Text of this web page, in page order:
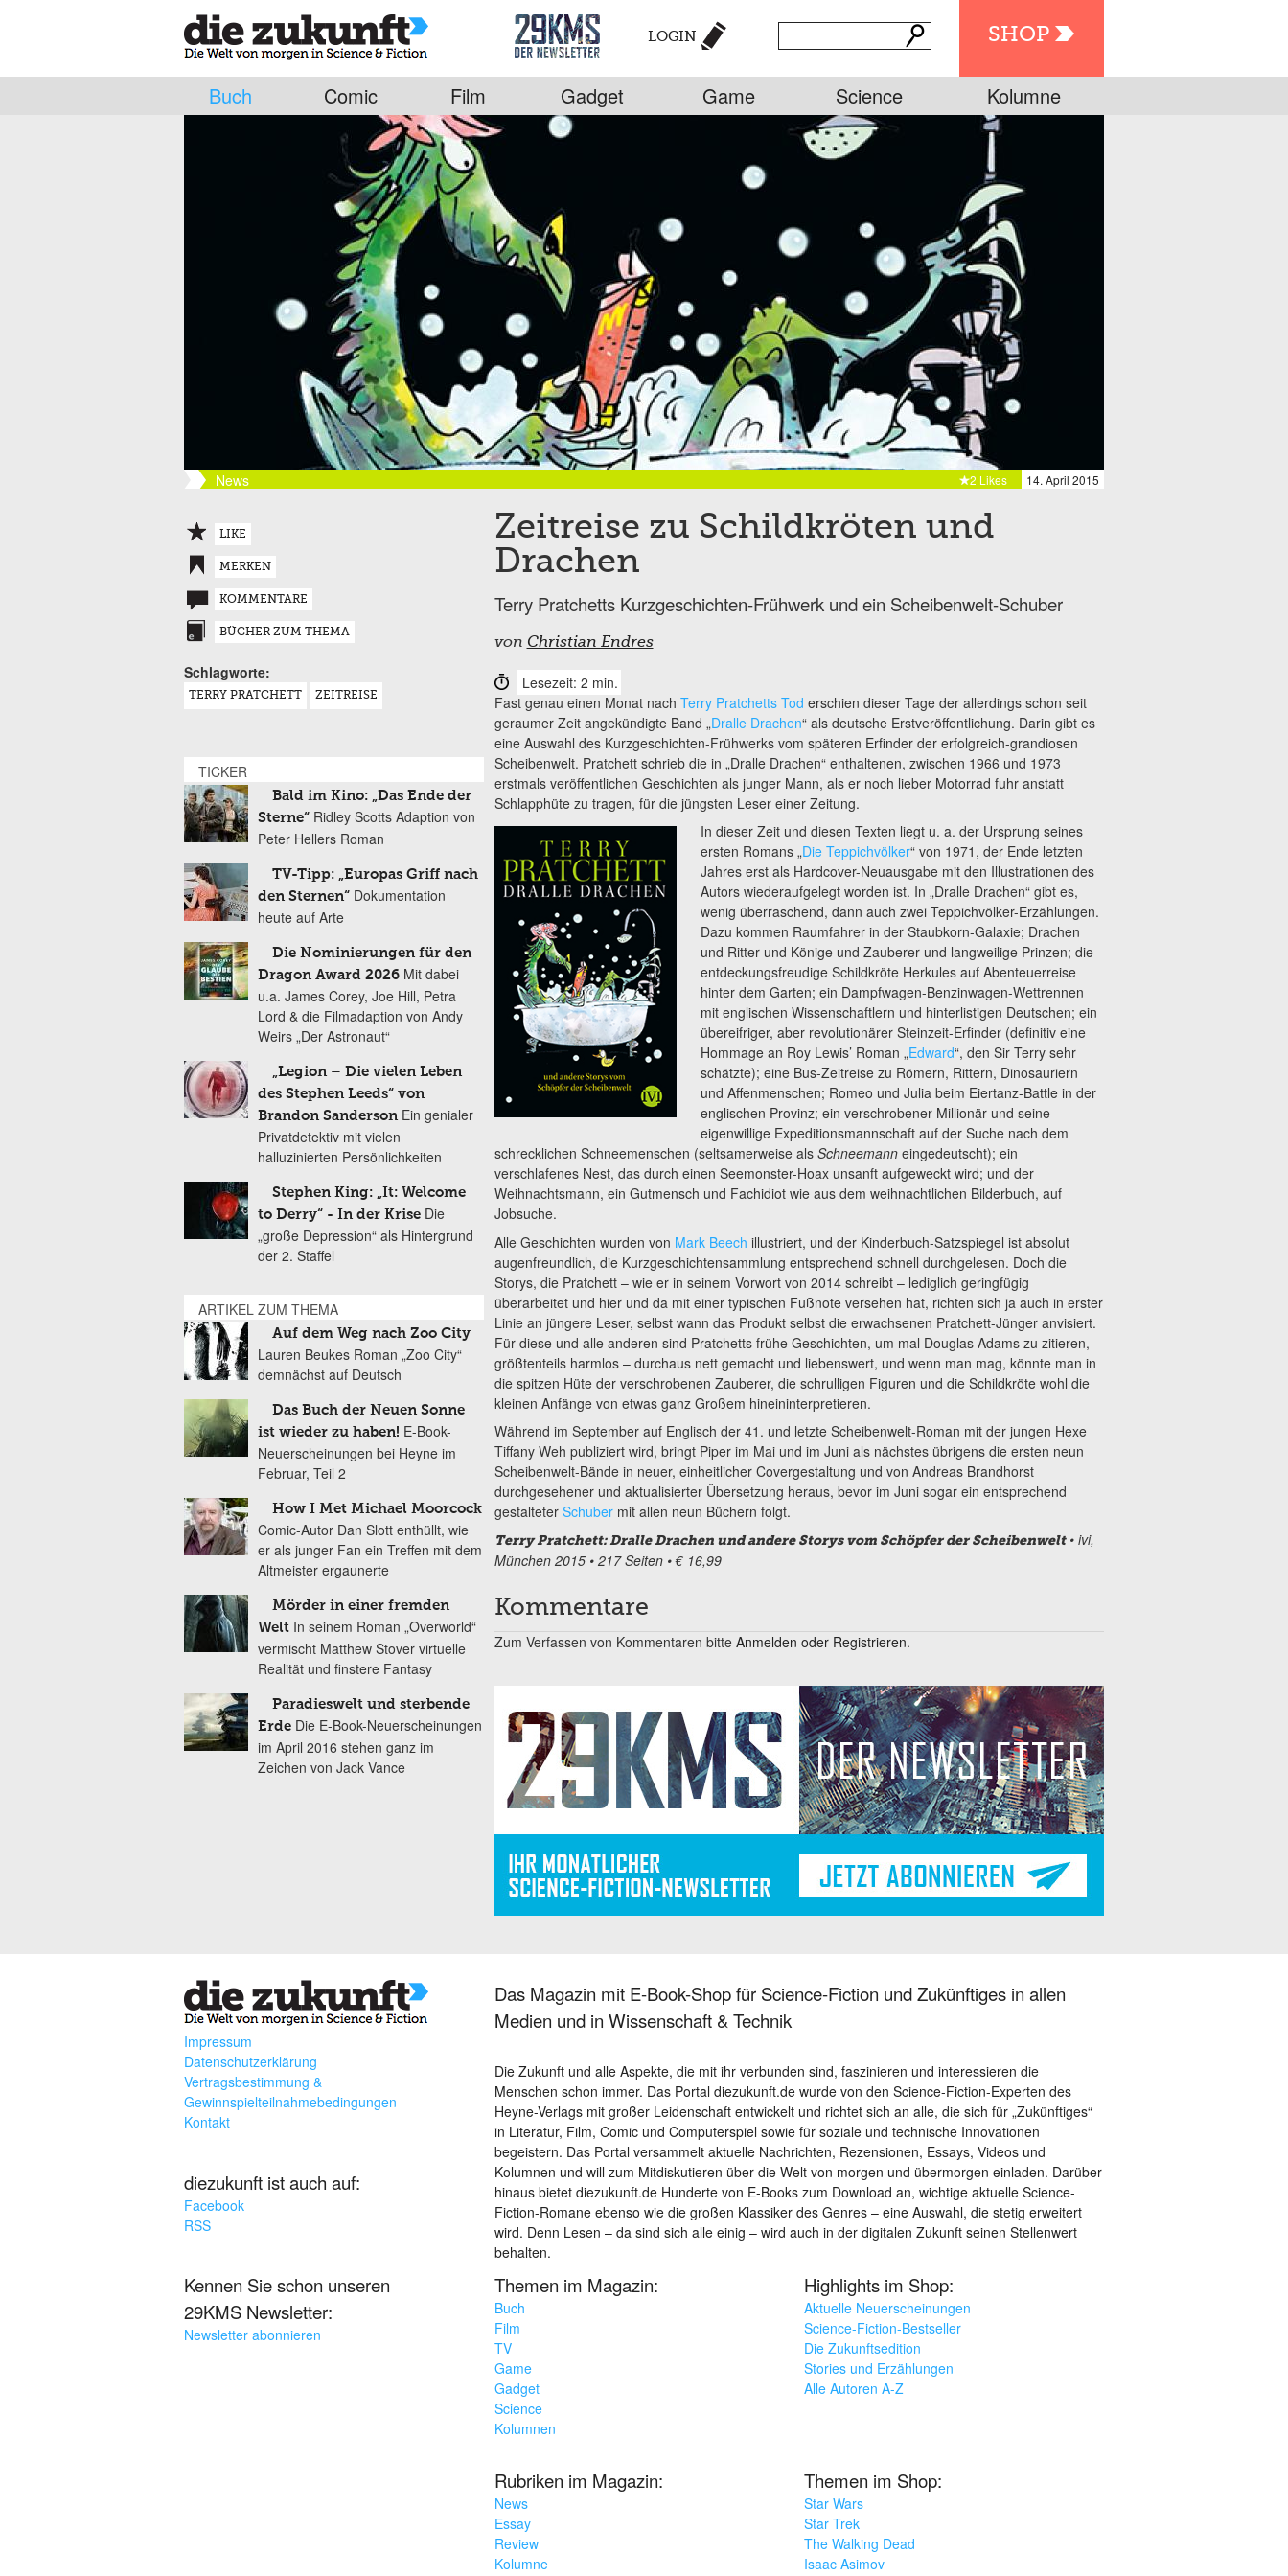
SHOP
LOGIN
Buch Comic Film Gadget Game Science Kolumne
News 14. April 2015
2 Likes
Zeitreise zu Schildkröten und
Drachen
Terry Pratchetts Kurzgeschichten-Frühwerk und ein Scheibenwelt-Schuber
von Christian Endres
Lesezeit: 2 min.
Fast genau einen Monat nach Terry Pratchetts Tod erschien dieser Tage der allerdings schon seit
geraumer Zeit angekündigte Band „Dralle Drachen“ als deutsche Erstveröffentlichung. Darin gibt es
eine Auswahl des Kurzgeschichten-Frühwerks vom späteren Erfinder der erfolgreich-grandiosen
Scheibenwelt. Pratchett schrieb die in „Dralle Drachen“ enthaltenen, zwischen 1966 und 1973
erstmals veröffentlichen Geschichten als junger Mann, als er noch lieber Motorrad fuhr anstatt
Schlapphüte zu tragen, für die jüngsten Leser einer Zeitung.
In dieser Zeit und diesen Texten liegt u. a. der Ursprung seines
ersten Romans „Die Teppichvölker“ von 1971, der Ende letzten
Jahres erst als Hardcover-Neuausgabe mit den Illustrationen des
Autors wiederaufgelegt worden ist. In „Dralle Drachen“ gibt es,
wenig überraschend, dann auch zwei Teppichvölker-Erzählungen.
Dazu kommen Raumfahrer in der Staubkorn-Galaxie; Drachen
und Ritter und Könige und Zauberer und langweilige Prinzen; die
entdeckungsfreudige Schildkröte Herkules auf Abenteuerreise
hinter dem Garten; ein Dampfwagen-Benzinwagen-Wettrennen
mit englischen Wissenschaftlern und hinterlistigen Deutschen; ein
übereifriger, aber revolutionärer Steinzeit-Erfinder (definitiv eine
Hommage an Roy Lewis’ Roman „Edward“, den Sir Terry sehr
schätzte); eine Bus-Zeitreise zu Römern, Rittern, Dinosauriern
und Affenmenschen; Romeo und Julia beim Eiertanz-Battle in der
englischen Provinz; ein verschrobener Millionär und seine
eigenwillige Expeditionsmannschaft auf der Suche nach dem
schrecklichen Schneemenschen (seltsamerweise als Schneemanneingedeutscht); ein
verschlafenes Nest, das durch einen Seemonster-Hoax unsanft aufgeweckt wird; und der
Weihnachtsmann, ein Gutmensch und Fachidiot wie aus dem weihnachtlichen Bilderbuch, auf
Jobsuche.
Alle Geschichten wurden von Mark Beech illustriert, und der Kinderbuch-Satzspiegel ist absolut
augenfreundlich, die Kurzgeschichtensammlung entsprechend schnell durchgelesen. Doch die
Storys, die Pratchett – wie er in seinem Vorwort von 2014 schreibt – lediglich geringfügig
überarbeitet und hier und da mit einer typischen Fußnote versehen hat, richten sich ja auch in erster
Linie an jüngere Leser, selbst wann das Produkt selbst die erwachsenen Pratchett-Jünger anvisiert.
Für diese und alle anderen sind Pratchetts frühe Geschichten, um mal Douglas Adams zu zitieren,
größtenteils harmlos – durchaus nett gemacht und liebenswert, und wenn man mag, könnte man in
die spitzen Hüte der verschrobenen Zauberer, die schrulligen Figuren und die Schildkröte wohl die
kleinen Anfänge von etwas ganz Großem hineininterpretieren.
Während im September auf Englisch der 41. und letzte Scheibenwelt-Roman mit der jungen Hexe
Tiffany Weh publiziert wird, bringt Piper im Mai und im Juni als nächstes übrigens die ersten neun
Scheibenwelt-Bände in neuer, einheitlicher Covergestaltung und von Andreas Brandhorst
durchgesehener und aktualisierter Übersetzung heraus, bevor im Juni sogar ein entsprechend
gestalteter Schubermit allen neun Büchern folgt.
Terry Pratchett: Dralle Drachen und andere Storys vom Schöpfer der Scheibenwelt• ivi,
München 2015 • 217 Seiten • € 16,99
Kommentare
Zum Verfassen von Kommentaren bitte Anmelden oder Registrieren.
LIKE
MERKEN
KOMMENTARE
BÜCHER ZUM THEMA
Schlagworte:
TERRY PRATCHETT ZEITREISE
TICKER
Bald im Kino: „Das Ende der
Sterne“ Ridley Scotts Adaption von
Peter Hellers Roman
TV-Tipp: „Europas Griff nach
den Sternen“ Dokumentation
heute auf Arte
Die Nominierungen für den
Dragon Award 2026 Mit dabei
u.a. James Corey, Joe Hill, Petra
Lord & die Filmadaption von Andy
Weirs „Der Astronaut“
„Legion – Die vielen Leben
des Stephen Leeds“ von
Brandon Sanderson Ein genialer
Privatdetektiv mit vielen
halluzinierten Persönlichkeiten
Stephen King: „It: Welcome
to Derry“ - In der Krise Die
„große Depression“ als Hintergrund
der 2. Staffel
ARTIKEL ZUM THEMA
Auf dem Weg nach Zoo City
Lauren Beukes Roman „Zoo City“
demnächst auf Deutsch
Das Buch der Neuen Sonne
ist wieder zu haben! E-Book-
Neuerscheinungen bei Heyne im
Februar, Teil 2
How I Met Michael Moorcock
Comic-Autor Dan Slott enthüllt, wie
er als junger Fan ein Treffen mit dem
Altmeister ergaunerte
Mörder in einer fremden
Welt In seinem Roman „Overworld“
vermischt Matthew Stover virtuelle
Realität und finstere Fantasy
Paradieswelt und sterbende
Erde Die E-Book-Neuerscheinungen
im April 2016 stehen ganz im
Zeichen von Jack Vance
Impressum
Datenschutzerklärung
Vertragsbestimmung &
Gewinnspielteilnahmebedingungen
Kontakt
diezukunft ist auch auf:
Facebook
RSS
Kennen Sie schon unseren
29KMS Newsletter:
Newsletter abonnieren
Das Magazin mit E-Book-Shop für Science-Fiction und Zukünftiges in allen
Medien und in Wissenschaft & Technik
Die Zukunft und alle Aspekte, die mit ihr verbunden sind, faszinieren und interessieren die
Menschen schon immer. Das Portal diezukunft.de wurde von den Science-Fiction-Experten des
Heyne-Verlags mit großer Leidenschaft entwickelt und richtet sich an alle, die sich für „Zukünftiges“
in Literatur, Film, Comic und Computerspiel sowie für soziale und technische Innovationen
begeistern. Das Portal versammelt aktuelle Nachrichten, Rezensionen, Essays, Videos und
Kolumnen und will zum Mitdiskutieren über die Welt von morgen und übermorgen einladen. Darüber
hinaus bietet diezukunft.de Hunderte von E-Books zum Download an, wichtige aktuelle Science-
Fiction-Romane ebenso wie die großen Klassiker des Genres – eine Auswahl, die stetig erweitert
wird. Denn Lesen – da sind sich alle einig – wird auch in der digitalen Zukunft seinen Stellenwert
behalten.
Themen im Magazin:
Buch
Film
TV
Game
Gadget
Science
Kolumnen
Highlights im Shop:
Aktuelle Neuerscheinungen
Science-Fiction-Bestseller
Die Zukunftsedition
Stories und Erzählungen
Alle Autoren A-Z
Rubriken im Magazin:
News
Essay
Review
Kolumne
Themen im Shop:
Star Wars
Star Trek
The Walking Dead
Isaac Asimov